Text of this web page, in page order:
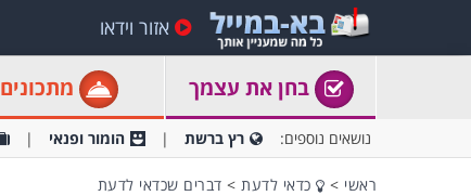
אזור וידאו
בחן את עצמך מתכונים
נושאים נוספים: רץ ברשת הומור ופנאי
ראשי > כדאי לדעת > דברים שכדאי לדעת